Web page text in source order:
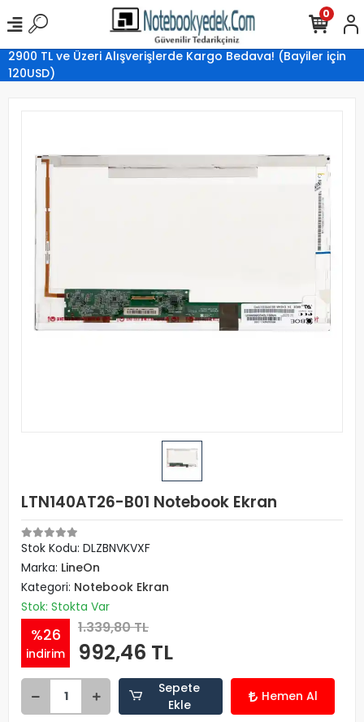
2900 TL ve Üzeri Alışverişlerde Kargo Bedava! (Bayiler için
120USD)
0
LTN140AT26-B01 Notebook Ekran
Stok Kodu: DLZBNVKVXF
Marka: LineOn
Kategori: Notebook Ekran
Stok: Stokta Var
%26
indirim
1.339,80 TL
992,46 TL
Sepete
Ekle
Hemen Al